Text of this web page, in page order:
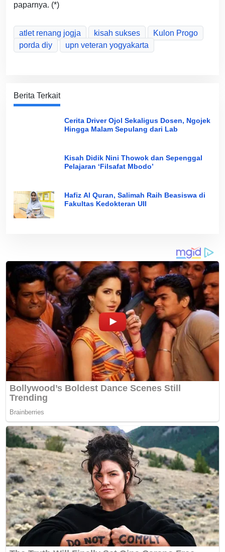
paparnya. (*)
atlet renang jogja kisah sukses
Kulon Progo
porda diy
upn veteran yogyakarta
Berita Terkait
Cerita Driver Ojol Sekaligus Dosen, Ngojek
Hingga Malam Sepulang dari Lab
Kisah Didik Nini Thowok dan Sepenggal
Pelajaran ‘Filsafat Mbodo’
Hafiz Al Quran, Salimah Raih Beasiswa di
Fakultas Kedokteran UII